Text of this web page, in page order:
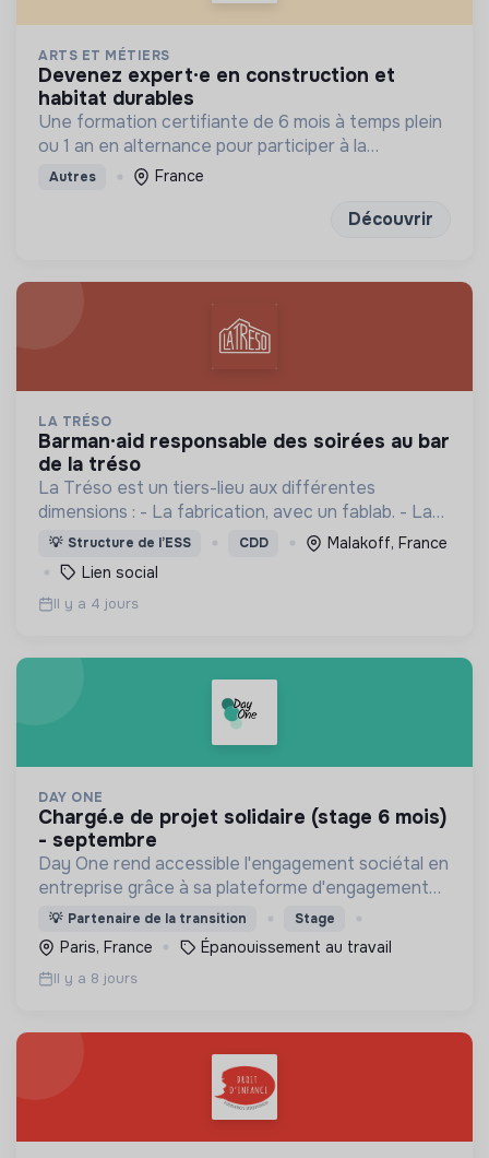
ARTS ET MÉTIERS
devenez expert·e en construction et
habitat durables
Une formation certifiante de 6 mois à temps plein
ou 1 an en alternance pour participer à la
conception et à la rénovation de bâtiments
économes en énergie et respectueux de
Autres France
Découvrir
LA TRÉSO
barman·aid responsable des soirées au bar
de la tréso
La Tréso est un tiers-lieu aux différentes
dimensions : - La fabrication, avec un fablab. - La
restauration avec un café cantine. - Le lien social
avec des évènements. - Des projets de territoire.
💡 Structure de l’ESS CDD
Malakoff, France
Lien social
Il y a 4 jours
DAY ONE
chargé.e de projet solidaire (stage 6 mois)
- septembre
Day One rend accessible l'engagement sociétal en
entreprise grâce à sa plateforme d'engagement
solidaire regroupant des centaines d'associations
et +1000 actions à impact social et
environnemental !
💡 Partenaire de la transition Stage
Paris, France Épanouissement au travail
Il y a 8 jours